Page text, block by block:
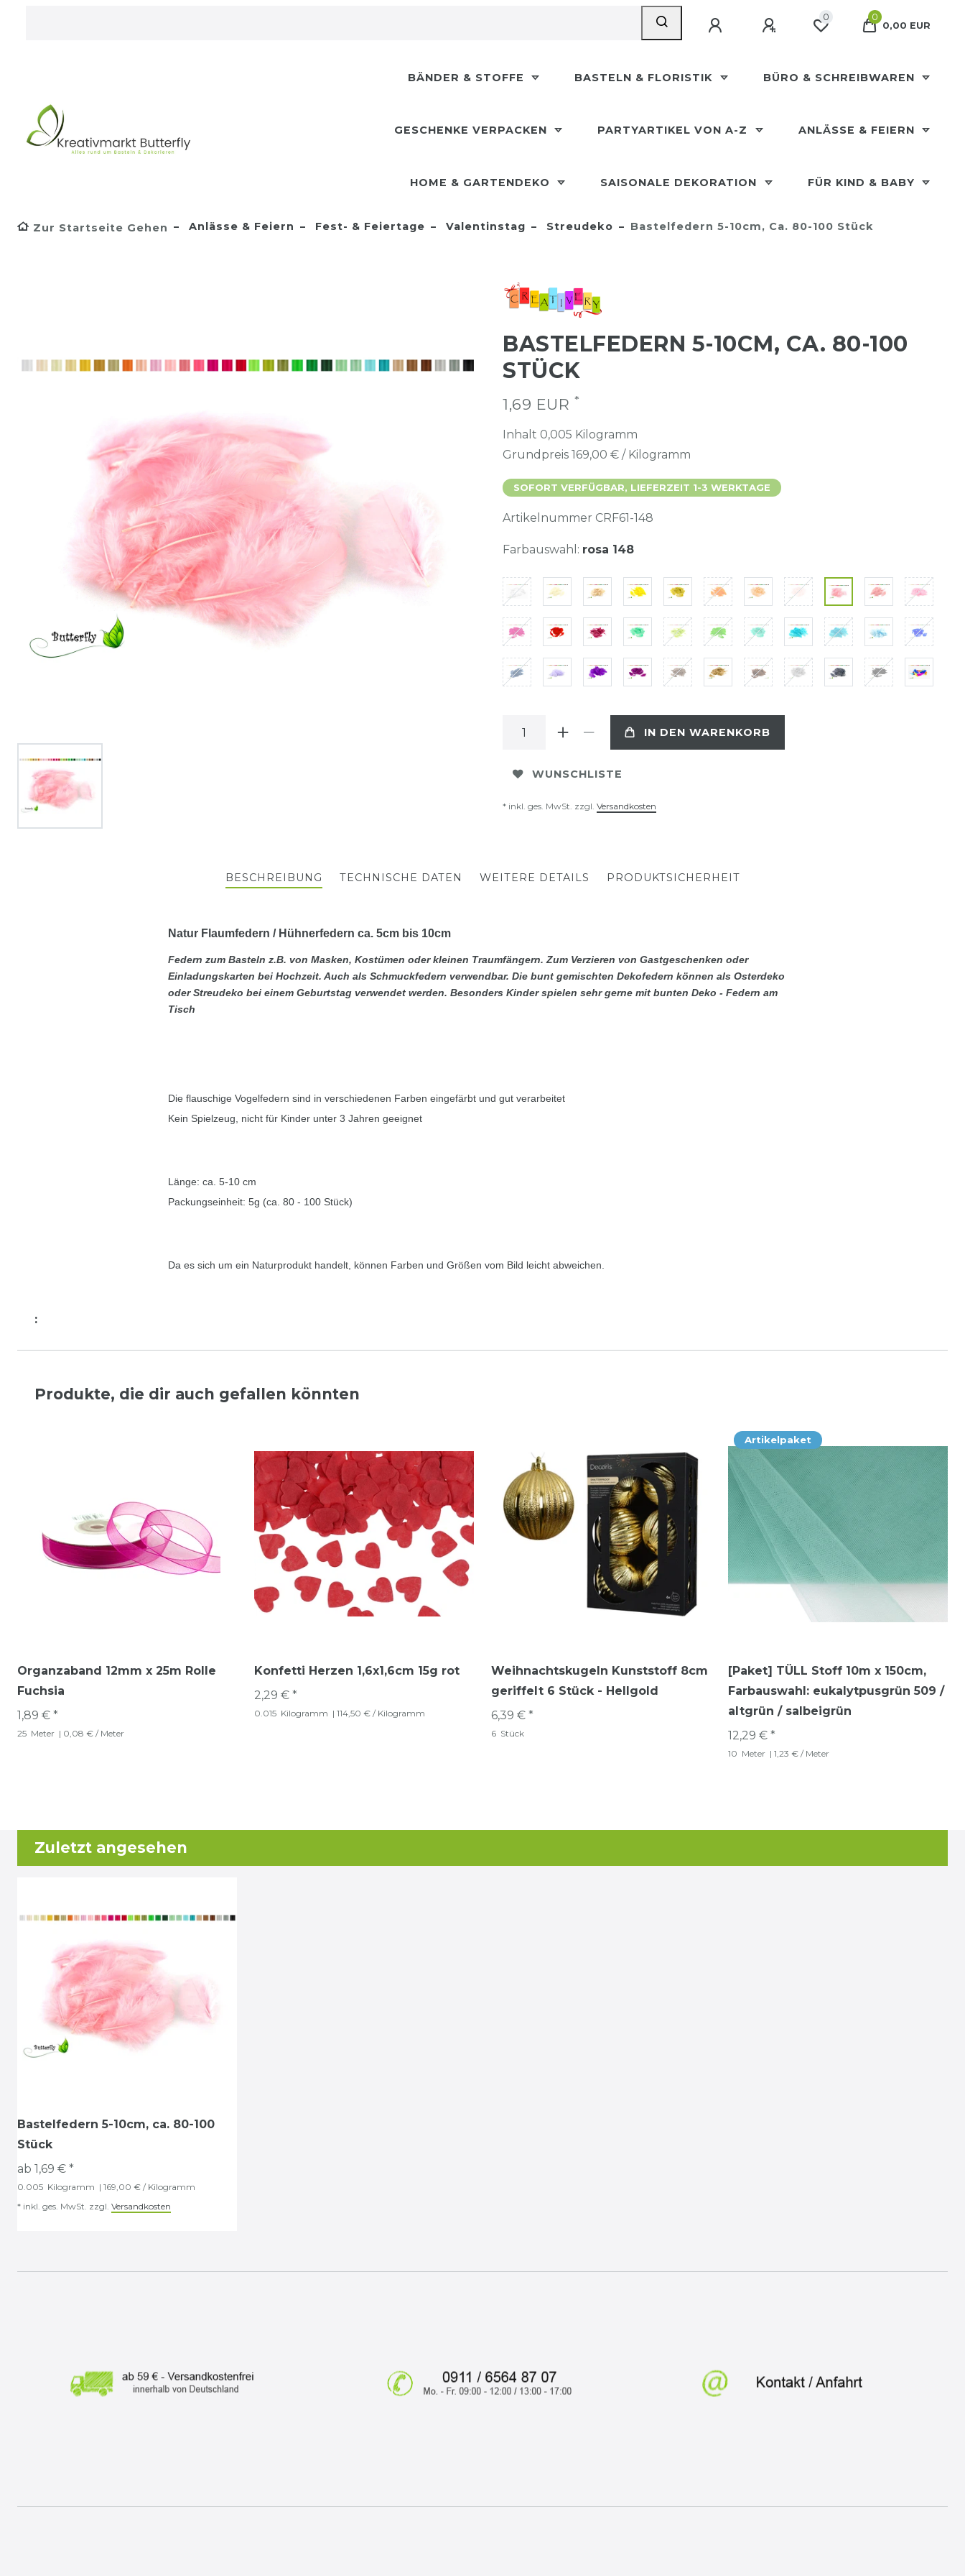
0
0
0,00 EUR
BÄNDER & STOFFE BASTELN & FLORISTIK BÜRO & SCHREIBWAREN
GESCHENKE VERPACKEN PARTYARTIKEL VON A-Z ANLÄSSE & FEIERN
HOME & GARTENDEKO SAISONALE DEKORATION FÜR KIND & BABY
Zur Startseite Gehen Anlässe & Feiern Fest- & Feiertage Valentinstag Streudeko Bastelfedern 5-10cm, Ca. 80-100 Stück
BASTELFEDERN 5-10CM, CA. 80-100
STÜCK
1,69 EUR *
Inhalt 0,005 Kilogramm
Grundpreis 169,00 € / Kilogramm
SOFORT VERFÜGBAR, LIEFERZEIT 1-3 WERKTAGE
Artikelnummer CRF61-148
Farbauswahl: rosa 148
IN DEN WARENKORB
WUNSCHLISTE
* inkl. ges. MwSt. zzgl. Versandkosten
BESCHREIBUNG TECHNISCHE DATEN WEITERE DETAILS PRODUKTSICHERHEIT
Natur Flaumfedern / Hühnerfedern ca. 5cm bis 10cm
Federn zum Basteln z.B. von Masken, Kostümen oder kleinen Traumfängern. Zum Verzieren von Gastgeschenken oder
Einladungskarten bei Hochzeit. Auch als Schmuckfedern verwendbar. Die bunt gemischten Dekofedern können als Osterdeko
oder Streudeko bei einem Geburtstag verwendet werden. Besonders Kinder spielen sehr gerne mit bunten Deko - Federn am
Tisch
Die flauschige Vogelfedern sind in verschiedenen Farben eingefärbt und gut verarbeitet
Kein Spielzeug, nicht für Kinder unter 3 Jahren geeignet
Länge: ca. 5-10 cm
Packungseinheit: 5g (ca. 80 - 100 Stück)
Da es sich um ein Naturprodukt handelt, können Farben und Größen vom Bild leicht abweichen.
:
Produkte, die dir auch gefallen könnten
Organzaband 12mm x 25m Rolle
Fuchsia
1,89 € *
25 Meter | 0,08 € / Meter
Konfetti Herzen 1,6x1,6cm 15g rot
2,29 € *
0.015 Kilogramm | 114,50 € / Kilogramm
Weihnachtskugeln Kunststoff 8cm
geriffelt 6 Stück - Hellgold
6,39 € *
6 Stück
Artikelpaket
[Paket] TÜLL Stoff 10m x 150cm,
Farbauswahl: eukalytpusgrün 509 /
altgrün / salbeigrün
12,29 € *
10 Meter | 1,23 € / Meter
Zuletzt angesehen
Bastelfedern 5-10cm, ca. 80-100
Stück
ab 1,69 € *
0.005 Kilogramm | 169,00 € / Kilogramm
* inkl. ges. MwSt. zzgl. Versandkosten